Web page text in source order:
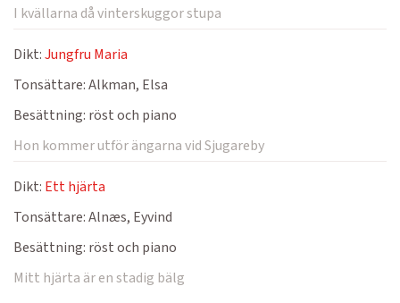
I kvällarna då vinterskuggor stupa
Dikt:Jungfru Maria
Tonsättare:Alkman, Elsa
Besättning: röst och piano
Hon kommer utför ängarna vid Sjugareby
Dikt: Ett hjärta
Tonsättare:Alnæs, Eyvind
Besättning: röst och piano
Mitt hjärta är en stadig bälg